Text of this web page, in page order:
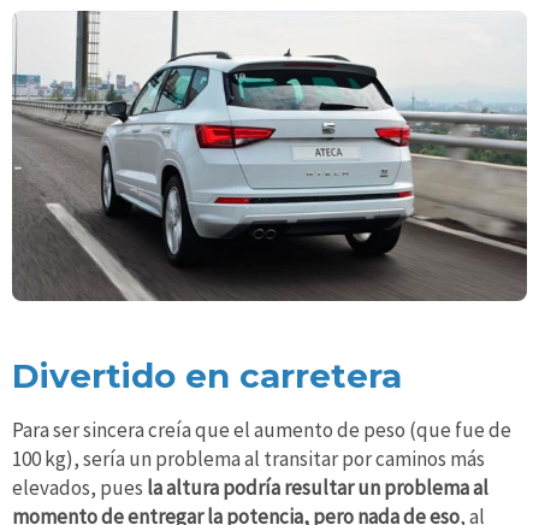
Divertido en carretera
Para ser sincera creía que el aumento de peso (que fue de
100 kg), sería un problema al transitar por caminos más
elevados, pues la altura podría resultar un problema al
momento de entregar la potencia, pero nada de eso, al